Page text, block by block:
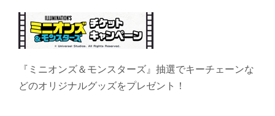
『ミニオンズ＆モンスターズ』抽選でキーチェーンな
どのオリジナルグッズをプレゼント！